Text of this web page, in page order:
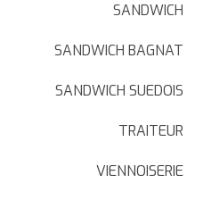
SANDWICH
SANDWICH BAGNAT
SANDWICH SUEDOIS
TRAITEUR
VIENNOISERIE